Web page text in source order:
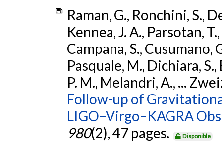
Raman, G., Ronchini, S.,
Kennea, J. A., Parsotan,
Campana, S., Cusumano,
Pasquale, M., Dichiara,
P. M., Melandri, A., ...
Follow-up of
LIGO–Virgo–KAGRA
980(2), 47 pages. Disponible